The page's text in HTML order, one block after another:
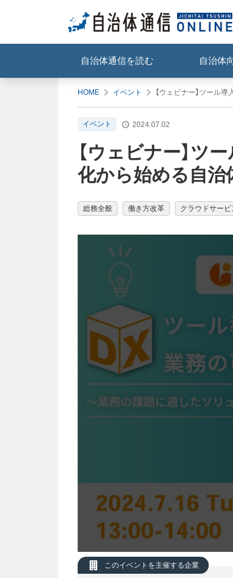
自治体通信を読む 自治体
HOME イベント 【ウェビナー】ツール
イベント 2024.07.02
【ウェビナー】ツ
化から始める自治
総務全般 働き方改革 クラウドサービ
このイベントを主催する企業